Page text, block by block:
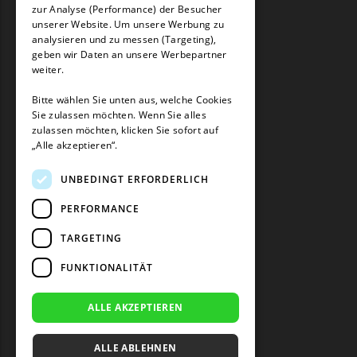
zur Analyse (Performance) der Besucher
unserer Website. Um unsere Werbung zu
analysieren und zu messen (Targeting),
geben wir Daten an unsere Werbepartner
weiter.
Bitte wählen Sie unten aus, welche Cookies
Sie zulassen möchten. Wenn Sie alles
zulassen möchten, klicken Sie sofort auf
„Alle akzeptieren“.
UNBEDINGT ERFORDERLICH
PERFORMANCE
TARGETING
FUNKTIONALITÄT
ALLE AKZEPTIEREN
ALLE ABLEHNEN